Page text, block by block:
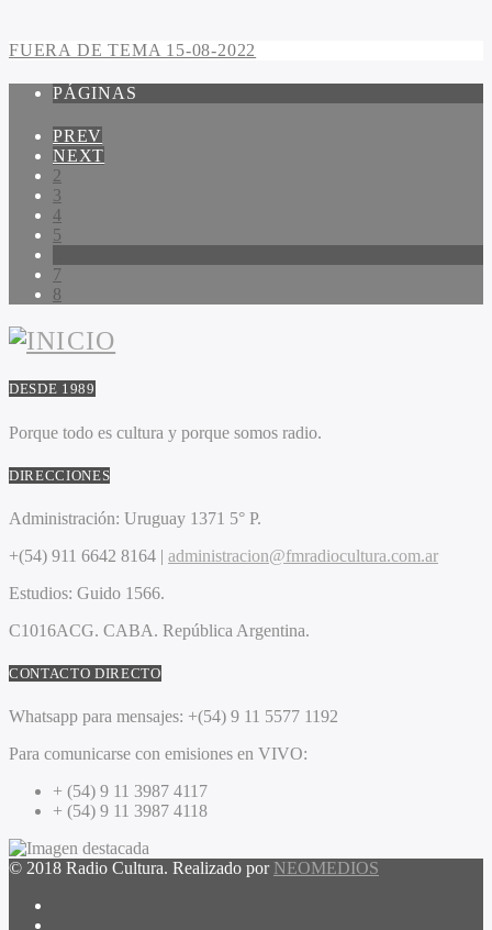
FUERA DE TEMA 15-08-2022
PÁGINAS
PREV
NEXT
2
3
4
5
7
8
DESDE 1989
Porque todo es cultura y porque somos radio.
DIRECCIONES
Administración: Uruguay 1371 5° P.
+(54) 911 6642 8164 | administracion@fmradiocultura.com.ar
Estudios: Guido 1566.
C1016ACG. CABA. República Argentina.
CONTACTO DIRECTO
Whatsapp para mensajes: +(54) 9 11 5577 1192
Para comunicarse con emisiones en VIVO:
+ (54) 9 11 3987 4117
+ (54) 9 11 3987 4118
© 2018 Radio Cultura. Realizado por NEOMEDIOS